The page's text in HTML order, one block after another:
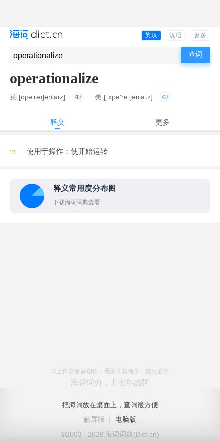
英汉 汉语 更多
operationalize
英 [ɒpə'reɪʃənlaɪz] 美 [ˌɒpə'reɪʃənlaɪz]
释义 更多
vt. 使用于操作；使开始运转
释义常用度分布图
下载海词词典查看
以上内容独家创作，受著作权保护，侵权必究
海词词典，十七年品牌
把海词放在桌面上，查词最方便
触屏版
|
电脑版
©2003 - 2026 海词词典(Dict.cn)